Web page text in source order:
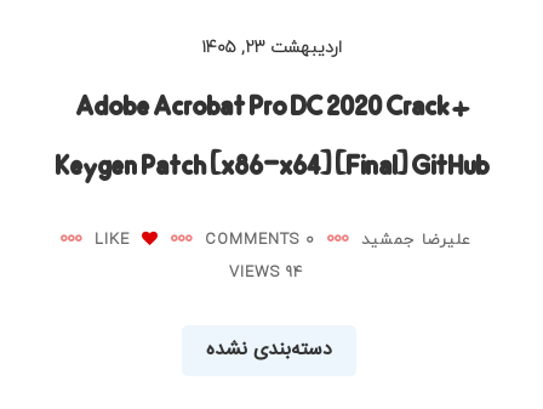
اردیبهشت ۲۳, ۱۴۰۵
Adobe Acrobat Pro DC 2020 Crack +
Keygen Patch [x86-x64] [Final] GitHub
علیرضا جمشید 0 COMMENTS
LIKE
94 VIEWS
دسته‌بندی نشده